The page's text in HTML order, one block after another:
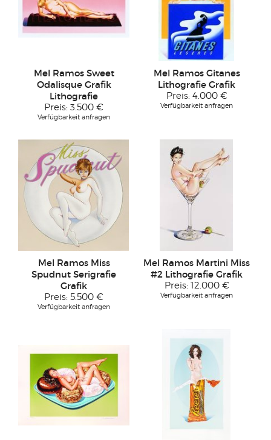
Mel Ramos Sweet
Odalisque Grafik
Lithografie
Preis: 3.500 €
Verfügbarkeit anfragen
Mel Ramos Gitanes
Lithografie Grafik
Preis: 4.000 €
Verfügbarkeit anfragen
Mel Ramos Miss
Spudnut Serigrafie
Grafik
Preis: 5.500 €
Verfügbarkeit anfragen
Mel Ramos Martini Miss
#2 Lithografie Grafik
Preis: 12.000 €
Verfügbarkeit anfragen